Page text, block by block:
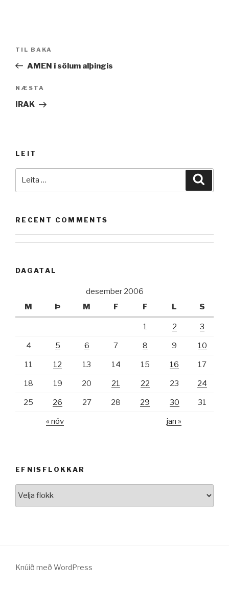
Fyrri
færsla
TIL BAKA
AMEN í sölum alþingis
Næsta
færsla
NÆSTA
IRAK
LEIT
RECENT COMMENTS
DAGATAL
desember 2006
M
Þ M F F L S
1 2 3
4 5 6 7 8 9 10
11 12 13 14 15 16 17
18 19 20 21 22 23 24
25 26 27 28 29 30 31
« nóv jan »
EFNISFLOKKAR
Knúið með WordPress